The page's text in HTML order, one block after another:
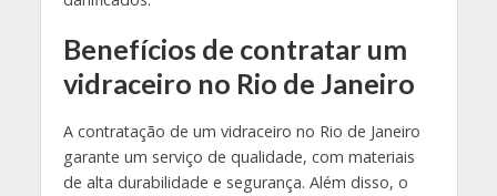
Benefícios de contratar um
vidraceiro no Rio de Janeiro
A contratação de um vidraceiro no Rio de Janeiro
garante um serviço de qualidade, com materiais
de alta durabilidade e segurança. Além disso, o